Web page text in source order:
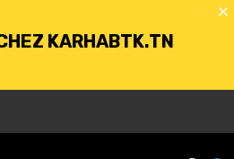
KARHABTK.TN